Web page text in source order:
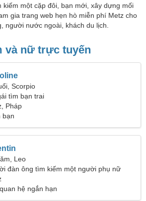
kiếm một cặp đôi, bạn mới, xây dựng mối
gia trang web hẹn hò miễn phí Metz cho
người nước ngoài, khách du lịch.
và nữ trực tuyến
Scorpio
tìm bạn trai
Pháp
bạn
Leo
đàn ông tìm kiếm một người phụ nữ
hệ ngắn hạn